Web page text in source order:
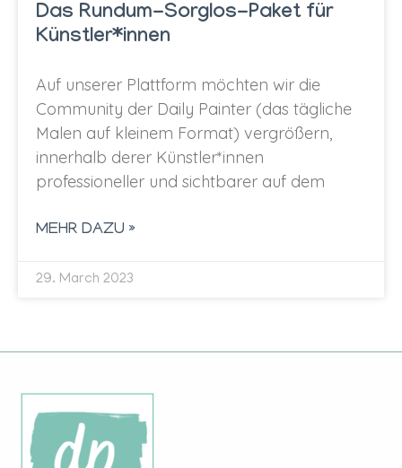
Das Rundum-Sorglos-Paket für
Künstler*innen
Auf unserer Plattform möchten wir die
Community der Daily Painter (das tägliche
Malen auf kleinem Format) vergrößern,
innerhalb derer Künstler*innen
professioneller und sichtbarer auf dem
MEHR DAZU »
29. March 2023